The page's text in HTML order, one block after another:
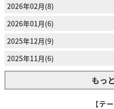
2026年02月(8)
2026年01月(6)
2025年12月(9)
2025年11月(6)
もっ
【テ